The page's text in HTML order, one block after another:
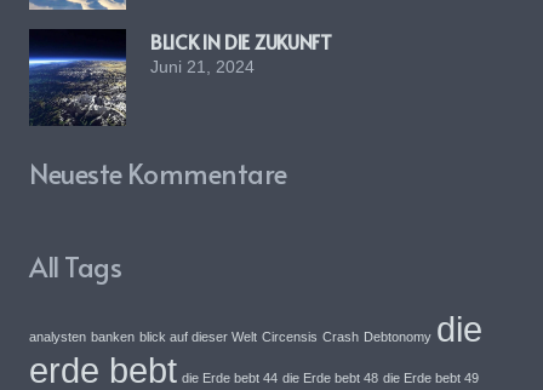
BLICK IN DIE ZUKUNFT
Juni 21, 2024
Neueste Kommentare
All Tags
analysten banken blick auf dieser Welt Circensis Crash Debtonomy die
erde bebt die Erde bebt 44 die Erde bebt 48 die Erde bebt 49